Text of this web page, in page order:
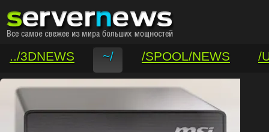
../3DNEWS ~/ /SPOOL/NEWS
/
/VAR/CONTACT